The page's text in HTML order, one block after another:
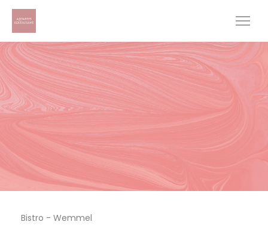
Personalización de sus opciones de cookies
Bistro - Wemmel